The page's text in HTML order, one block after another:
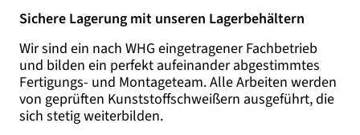
Sichere Lagerung mit unseren Lagerbehältern
Wir sind ein nach WHG eingetragener Fachbetrieb
und bilden ein perfekt aufeinander abgestimmtes
Fertigungs- und Montageteam. Alle Arbeiten werden
von geprüften Kunststoffschweißern ausgeführt, die
sich stetig weiterbilden.